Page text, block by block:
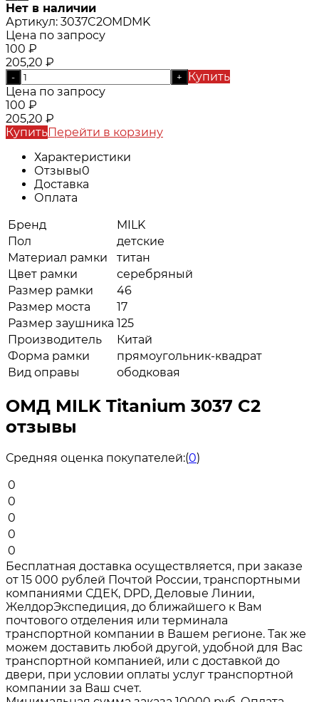
Нет в наличии
Артикул: 3037C2OMDMK
Цена по запросу
100 ₽
205,20 ₽
- +
Купить
Цена по запросу
100 ₽
205,20 ₽
КупитьПерейти в корзину
Характеристики
Отзывы0
Доставка
Оплата
Бренд
MILK
Пол
детские
Материал рамки
титан
Цвет рамки
серебряный
Размер рамки
46
Размер моста
17
Размер заушника 125
Производитель
Китай
Форма рамки
прямоугольник-квадрат
Вид оправы
ободковая
ОМД MILK Titanium 3037 C2
отзывы
Средняя оценка покупателей:(0)
0
0
0
0
0
Бесплатная доставка осуществляется, при заказе
от 15 000 рублей Почтой России, транспортными
компаниями СДЕК, DPD, Деловые Линии,
ЖелдорЭкспедиция, до ближайшего к Вам
почтового отделения или терминала
транспортной компании в Вашем регионе. Так же
можем доставить любой другой, удобной для Вас
транспортной компанией, или с доставкой до
двери, при условии оплаты услуг транспортной
компании за Ваш счет.